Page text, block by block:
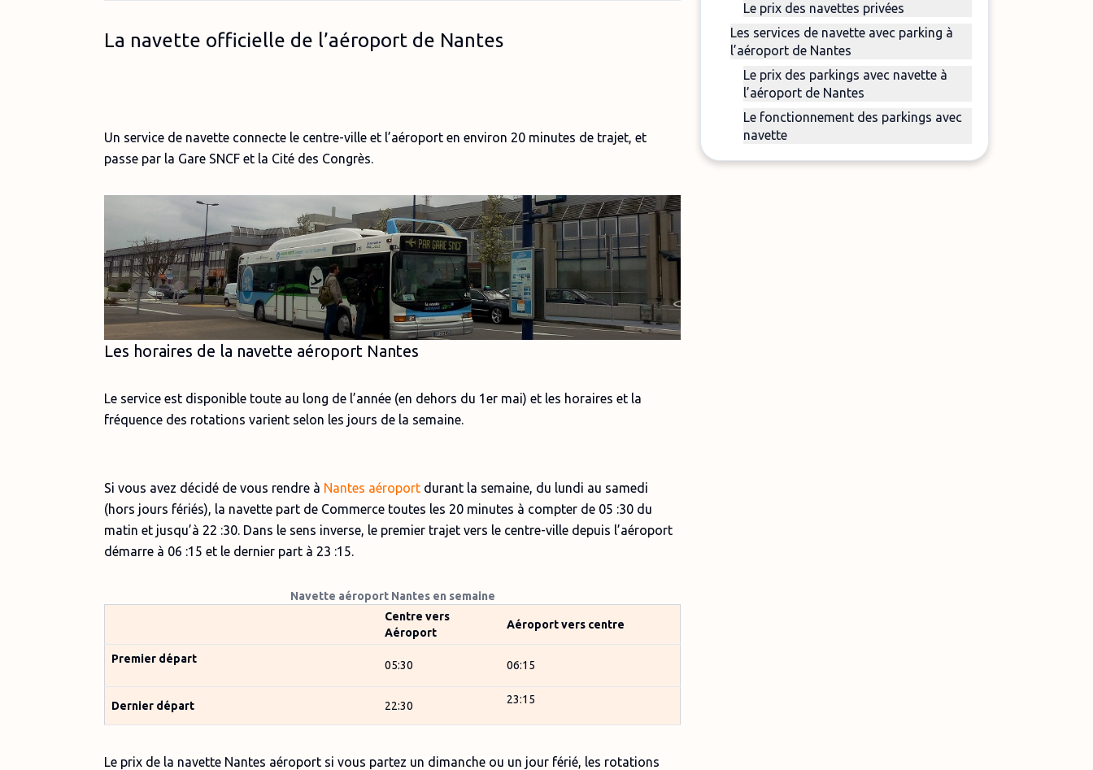
Le prix des navettes privées
Les services de navette avec parking à
l’aéroport de Nantes
Le prix des parkings avec navette à
l’aéroport de Nantes
Le fonctionnement des parkings avec
navette
La navette officielle de l’aéroport de Nantes
Un service de navette connecte le centre-ville et l’aéroport en environ 20 minutes de trajet, et
passe par la Gare SNCF et la Cité des Congrès.
Les horaires de la navette aéroport Nantes
Le service est disponible toute au long de l’année (en dehors du 1er mai) et les horaires et la
fréquence des rotations varient selon les jours de la semaine.
Si vous avez décidé de vous rendre à Nantes aéroport durant la semaine, du lundi au samedi
(hors jours fériés), la navette part de Commerce toutes les 20 minutes à compter de 05 :30 du
matin et jusqu’à 22 :30. Dans le sens inverse, le premier trajet vers le centre-ville depuis l’aéroport
démarre à 06 :15 et le dernier part à 23 :15.
Navette aéroport Nantes en semaine
Centre vers
Aéroport
Aéroport vers centre
Premier départ 05:30 06:15
Dernier départ 22:30 23:15
Le prix de la navette Nantes aéroport si vous partez un dimanche ou un jour férié, les rotations